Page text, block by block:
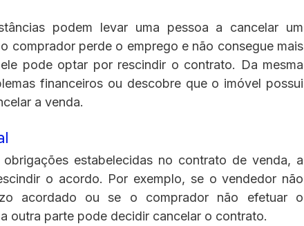
podem levar uma pessoa a cancelar um
comprador perde o emprego e não consegue mais
pode optar por rescindir o contrato. Da mesma
financeiros ou descobre que o imóvel possui
a venda.
estabelecidas no contrato de venda, a
o acordo. Por exemplo, se o vendedor não
acordado ou se o comprador não efetuar o
outra parte pode decidir cancelar o contrato.